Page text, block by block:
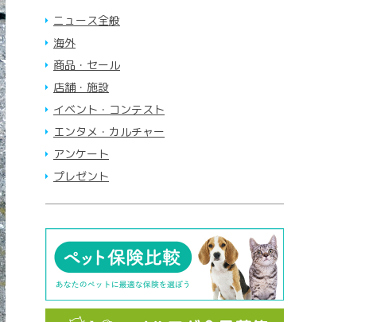
ニュース全般
海外
商品・セール
店舗・施設
イベント・コンテスト
エンタメ・カルチャー
アンケート
プレゼント